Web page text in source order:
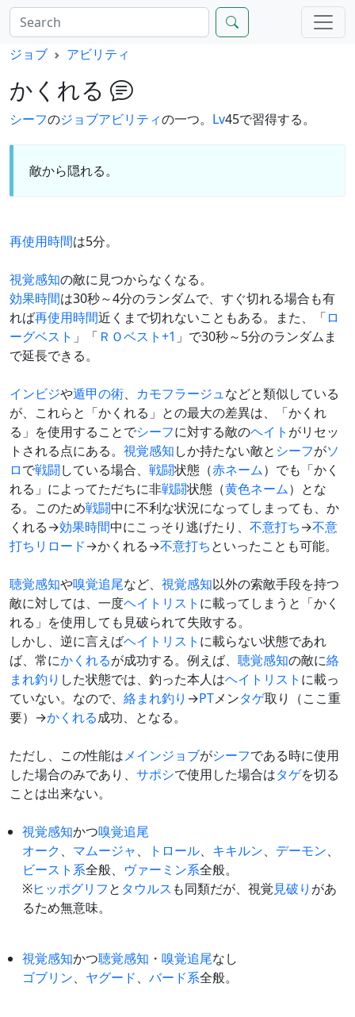
ジョブ アビリティ
かくれる
シーフのジョブアビリティの一つ。 Lv45で習得する。
敵から隠れる。
再使用時間は5分。
視覚感知の敵に見つからなくなる。
効果時間は30秒～4分のランダムで、すぐ切れる場合も有
れば再使用時間近くまで切れないこともある。また、「ロ
ーグベスト 」「 ＲＯベスト+1 」で30秒～5分のランダムま
で延長できる。
インビジや遁甲の術、 カモフラージュなどと類似している
が、これらと「かくれる」との最大の差異は、「かくれ
る」を使用することでシーフに対する敵のヘイト がリセッ
トされる点にある。 視覚感知しか持たない敵と シーフがソ
ロで戦闘している場合、 戦闘状態（赤ネーム）でも「かく
れる」によってただちに非戦闘状態（黄色ネーム）とな
る。このため戦闘中に不利な状況になってしまっても、か
くれる→効果時間中にこっそり逃げたり、 不意打ち→不意
打ち リロード→かくれる→不意打ちといったことも可能。
聴覚感知や嗅覚追尾など、 視覚感知以外の索敵手段を持つ
敵に対しては、一度ヘイトリスト に載ってしまうと「かく
れる」を使用しても見破られて失敗する。
しかし、逆に言えばヘイトリスト に載らない状態であれ
ば、常にかくれるが成功する。例えば、 聴覚感知の敵に絡
まれ釣り した状態では、釣った本人はヘイトリスト に載っ
ていない。なので、 絡まれ釣り →PTメンタゲ取り（ここ重
要）→かくれる成功、となる。
ただし、この性能はメインジョブがシーフである時に使用
した場合のみであり、 サポシで使用した場合はタゲを切る
ことは出来ない。
視覚感知かつ嗅覚追尾
オーク、 マムージャ、 トロール、 キキルン、 デーモン、
ビースト系全般、 ヴァーミン系全般。
※ヒッポグリフと タウルス も同類だが、視覚見破り があ
るため無意味。
視覚感知かつ聴覚感知 ・ 嗅覚追尾なし
ゴブリン、 ヤグード、 バード系全般。